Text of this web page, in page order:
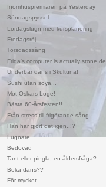
Inomhuspremiären på Yesterday
Söndagspyssel
Lördagslugn med kursplanering
Fredagsröj
Torsdagssång
Frida's computer is actually stone
Underbar dans i Skultuna!
Sushi utan soya...
Mot Oskars Loge!
Bästa 60-årsfesten!!
Från stress till frigörande sång
Han har gjort det igen..!?
Lugnare
Bedövad
Tant eller pingla, en åldersfråga?
Boka dans??
För mycket